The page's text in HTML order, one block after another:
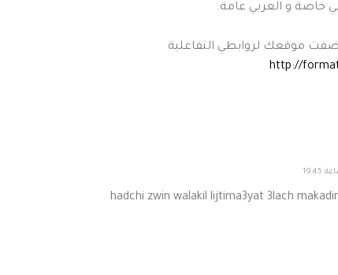
خاصة و العربي عامة.
أضفت موقعك لروابطي التفاعلية
http://
hadchi zwin walakil lijtima3yat 3lach